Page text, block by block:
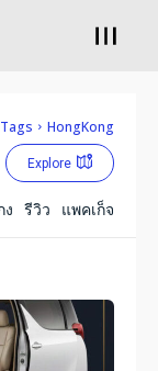
Search
Tags HongKong
Explore
ง รีวิว แพคเก็จ